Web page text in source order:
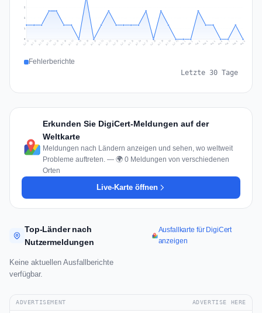
1
2
2
Jul 11 Jul 12 Jul 13 Jul 14 Jul 15 Jul 16 Jul 17 Jul 18 Jul 19 Jul 20 Jul 21 Jul 22 Jul 23 Jul 24 Jul 25 Jul 26 Jul 27 Jul 28 Jul 29 Jul 30 Jul 31 Aug 1 Aug 2 Aug 3 Aug 4 Aug 5 Aug 6 Aug 7 Aug 8 Aug 9
Fehlerberichte
Letzte 30 Tage
Erkunden Sie DigiCert-Meldungen auf der
Weltkarte
Meldungen nach Ländern anzeigen und sehen, wo weltweit
Probleme auftreten. — 🌍 0 Meldungen von verschiedenen
Orten
Live-Karte öffnen
Top-Länder nach
Nutzermeldungen
Ausfallkarte für DigiCert
anzeigen
Keine aktuellen Ausfallberichte
verfügbar.
ADVERTISEMENT ADVERTISE HERE